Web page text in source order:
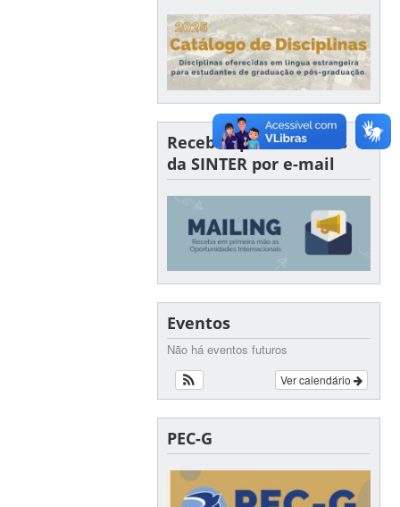
Receba oportunidades
da SINTER por e-mail
Eventos
Não há eventos futuros
Ver calendário
PEC-G